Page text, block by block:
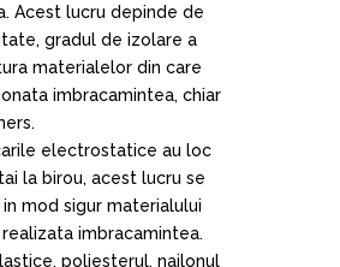
Acest lucru depinde de
gradul de izolare a
materialelor din care
imbracamintea, chiar
electrostatice au loc
la birou, acest lucru se
mod sigur materialului
imbracamintea.
poliesterul, nailonul